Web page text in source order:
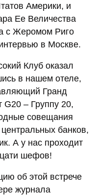
Америки, и
Ее Величества
с Жеромом Риго
в Москве.
Клуб оказал
в нашем отеле,
Гранд
– Группу 20,
совещания
банков,
А у нас проходит
шефов!
об этой встрече
журнала